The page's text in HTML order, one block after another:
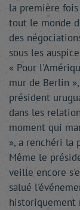
la première
tout le monde
des
sous les
« Pour
mur de Berlin
président
dans les
moment qui
», a renchéri la
Même le
veille encore
salué
historiquement